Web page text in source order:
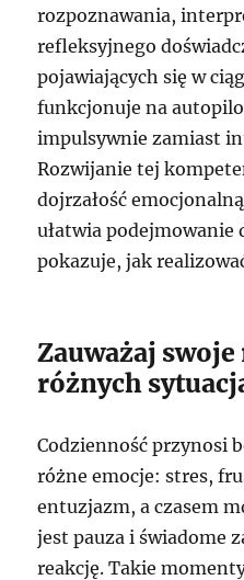
rozpoznawania,
refleksyjnego
pojawiających się w
funkcjonuje na
impulsywnie zamiast
Rozwijanie tej
dojrzałość
ułatwia podejmowanie
pokazuje, jak
Zauważaj swoje
różnych
Codzienność przynosi
różne emocje: stres,
entuzjazm, a czasem
jest pauza i świadome
reakcję. Takie